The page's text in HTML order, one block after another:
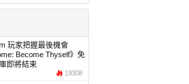
玩家把握最後機會
Become Thyself》免
即將結束
19308